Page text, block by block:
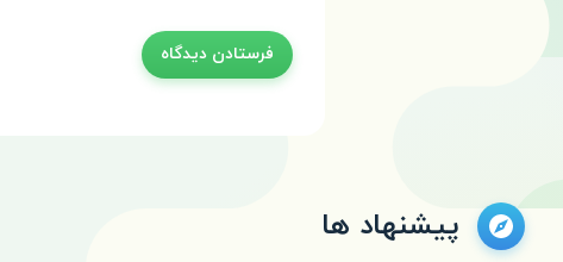
پیشنهاد ها